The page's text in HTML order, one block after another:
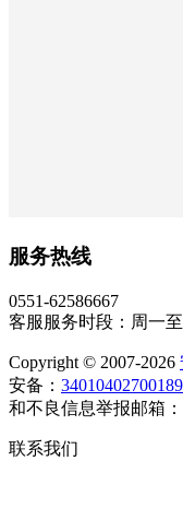
服务热线
0551-62586667
客服服务时段：周一
Copyright © 2007-2026
安备：
和不良信息举报邮箱：
联系我们